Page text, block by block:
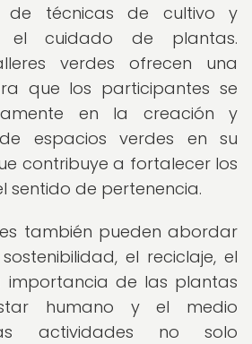
de técnicas de cultivo y
el cuidado de plantas.
verdes ofrecen una
que los participantes se
en la creación y
espacios verdes en su
contribuye a fortalecer los
sentido de pertenencia.
también pueden abordar
el reciclaje, el
importancia de las plantas
humano y el medio
actividades no solo